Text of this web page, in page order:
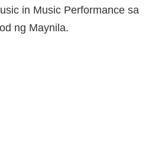
in Music Performance sa
ng Maynila.